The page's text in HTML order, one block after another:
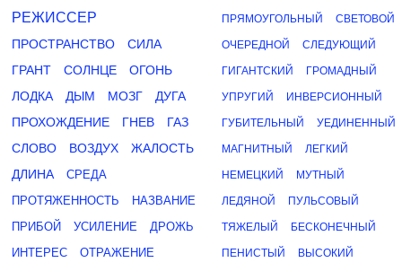
РЕЖИССЕР
ПРОСТРАНСТВО
СИЛА
ГРАНТ
СОЛНЦЕ
ОГОНЬ
ЛОДКА
ДЫМ МОЗГ
ДУГА
ПРОХОЖДЕНИЕ
ГНЕВ
ГАЗ
СЛОВО
ВОЗДУХ
ЖАЛОСТЬ
ДЛИНА
СРЕДА
ПРОТЯЖЕННОСТЬ
НАЗВАНИЕ
ПРИБОЙ
УСИЛЕНИЕ
ДРОЖЬ
ИНТЕРЕС
ОТРАЖЕНИЕ
ПРЯМОУГОЛЬНЫЙ СВЕТОВОЙ
ОЧЕРЕДНОЙ СЛЕДУЮЩИЙ
ГИГАНТСКИЙ ГРОМАДНЫЙ
УПРУГИЙ ИНВЕРСИОННЫЙ
ГУБИТЕЛЬНЫЙ УЕДИНЕННЫЙ
МАГНИТНЫЙ ЛЕГКИЙ
НЕМЕЦКИЙ МУТНЫЙ
ЛЕДЯНОЙ ПУЛЬСОВЫЙ
ТЯЖЕЛЫЙ БЕСКОНЕЧНЫЙ
ПЕНИСТЫЙ ВЫСОКИЙ